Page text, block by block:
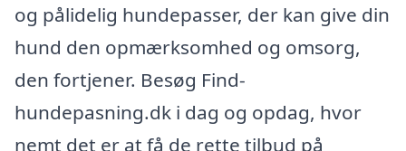
og pålidelig hundepasser, der kan give din
hund den opmærksomhed og omsorg,
den fortjener. Besøg Find-
hundepasning.dk i dag og opdag, hvor
nemt det er at få de rette tilbud på